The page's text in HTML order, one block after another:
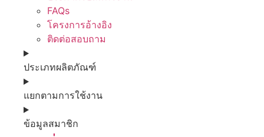
FAQs
โครงการอ้างอิง
ติดต่อสอบถาม
ประเภทผลิตภัณฑ์
แยกตามการใช้งาน
ข้อมูลสมาชิก